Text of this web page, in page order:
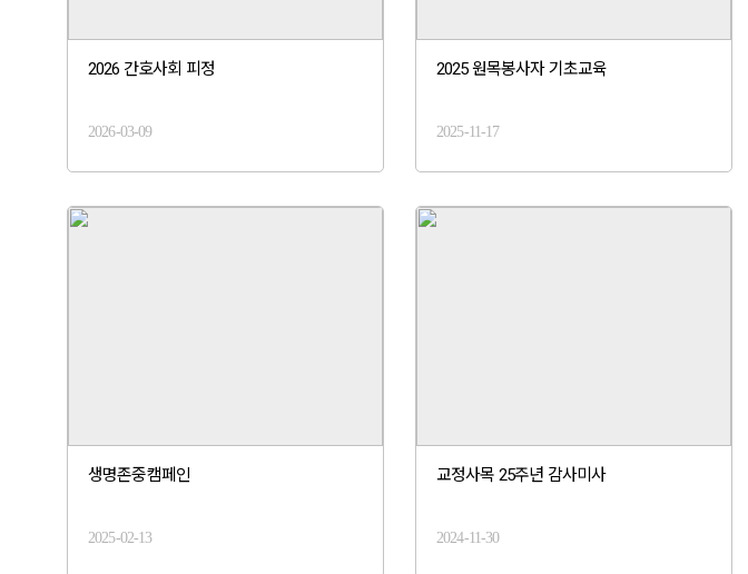
2026 간호사회 피정
2026-03-09
2025 원목봉사자 기초교육
2025-11-17
생명존중캠페인
2025-02-13
교정사목 25주년 감사미사
2024-11-30